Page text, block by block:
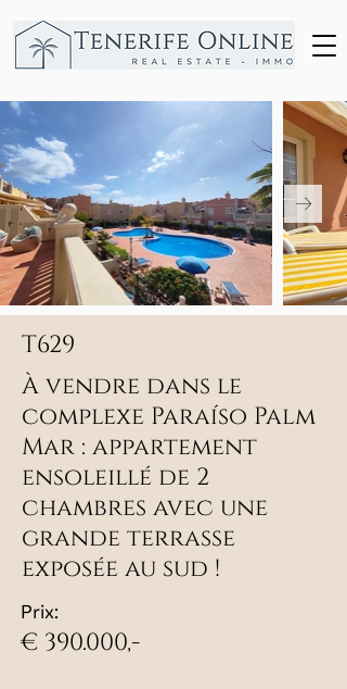
T629
À vendre dans le
complexe Paraíso Palm
Mar : appartement
ensoleillé de 2
chambres avec une
grande terrasse
exposée au sud !
Prix:
€ 390.000,-